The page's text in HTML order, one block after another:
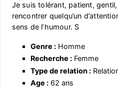
Je suis tolérant, patient,
rencontrer quelqu’un
sens de l’humour. S
Genre :Homme
Recherche :Femme
Type de relation :
Age :62 ans